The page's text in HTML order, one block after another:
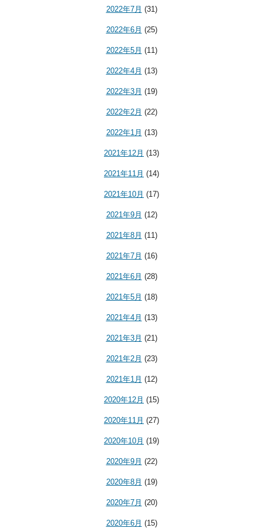
2022年7月 (31)
2022年6月 (25)
2022年5月 (11)
2022年4月 (13)
2022年3月 (19)
2022年2月 (22)
2022年1月 (13)
2021年12月 (13)
2021年11月 (14)
2021年10月 (17)
2021年9月 (12)
2021年8月 (11)
2021年7月 (16)
2021年6月 (28)
2021年5月 (18)
2021年4月 (13)
2021年3月 (21)
2021年2月 (23)
2021年1月 (12)
2020年12月 (15)
2020年11月 (27)
2020年10月 (19)
2020年9月 (22)
2020年8月 (19)
2020年7月 (20)
2020年6月 (15)